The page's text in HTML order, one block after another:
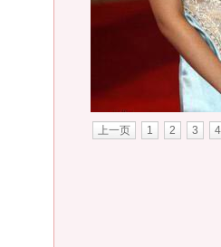
上一页 1 2 3 4